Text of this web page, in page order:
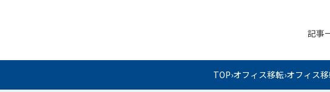
記事
オフ
オフ
TOP›オフィス移転›オフィス